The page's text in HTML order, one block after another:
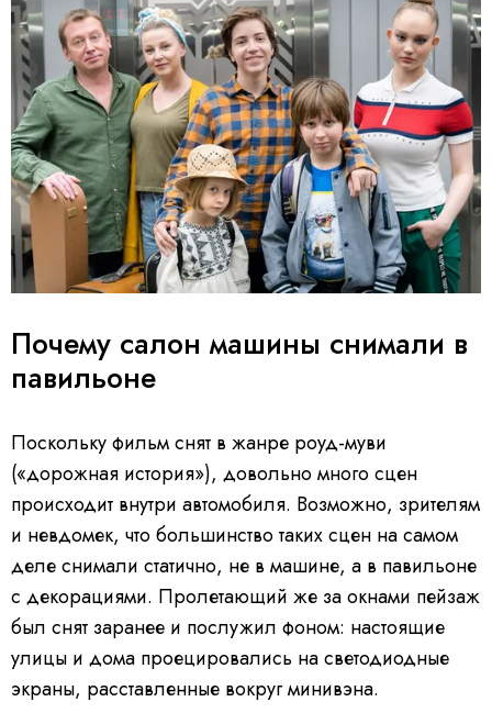
Почему салон машины снимали в
павильоне
Поскольку фильм снят в жанре роуд-муви
(«дорожная история»), довольно много сцен
происходит внутри автомобиля. Возможно, зрителям
и невдомек, что большинство таких сцен на самом
деле снимали статично, не в машине, а в павильоне
с декорациями. Пролетающий же за окнами пейзаж
был снят заранее и послужил фоном: настоящие
улицы и дома проецировались на светодиодные
экраны, расставленные вокруг минивэна.